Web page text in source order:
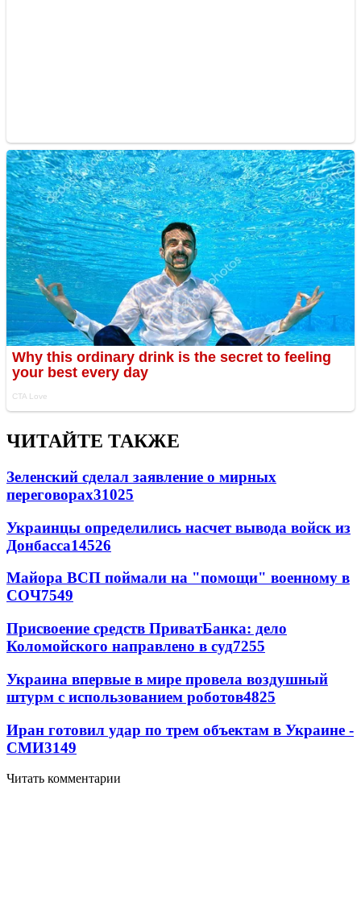
ЧИТАЙТЕ ТАКЖЕ
Зеленский сделал заявление о мирных
переговорах31025
Украинцы определились насчет вывода войск из
Донбасса14526
Майора ВСП поймали на "помощи" военному в
СОЧ7549
Присвоение средств ПриватБанка: дело
Коломойского направлено в суд7255
Украина впервые в мире провела воздушный
штурм с использованием роботов4825
Иран готовил удар по трем объектам в Украине -
СМИ3149
Читать комментарии